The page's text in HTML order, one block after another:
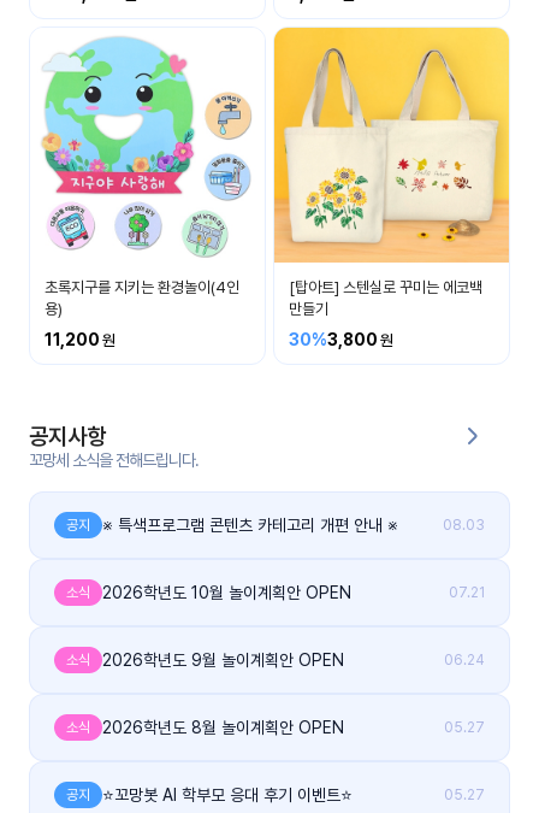
공지
사항
이벤
트
들의
이야
기
게시
그
초록지구를 지키는 환경놀이(4인
용)
11,200
[탑아트] 스텐실로 꾸미는 에코백
만들기
30%3,800
공지사항
꼬망세 소식을 전해드립니다.
공지 ※ 특색프로그램 콘텐츠 카테고리 개편 안내 ※ 08.03
소식 2026학년도 10월 놀이계획안 OPEN 07.21
소식 2026학년도 9월 놀이계획안 OPEN 06.24
소식 2026학년도 8월 놀이계획안 OPEN 05.27
공지 ⭐꼬망봇 AI 학부모 응대 후기 이벤트⭐ 05.27